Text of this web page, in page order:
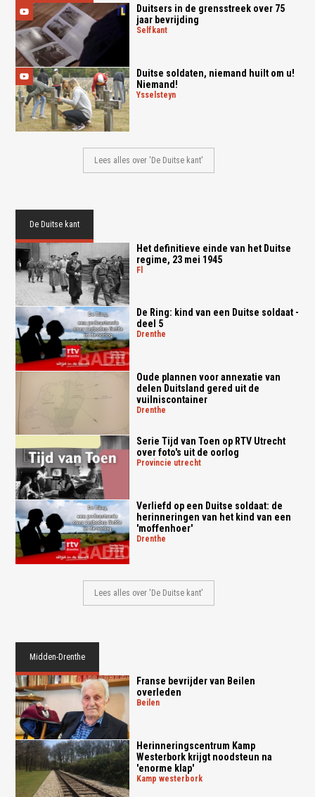
Duitsers in de grensstreek over 75
jaar bevrijding
selfkant
Duitse soldaten, niemand huilt om u!
Niemand!
ysselsteyn
Lees alles over 'De Duitse kant'
De Duitse kant
Het definitieve einde van het Duitse
regime, 23 mei 1945
fl
De Ring: kind van een Duitse soldaat -
deel 5
drenthe
Oude plannen voor annexatie van
delen Duitsland gered uit de
vuilniscontainer
drenthe
Serie Tijd van Toen op RTV Utrecht
over foto's uit de oorlog
provincie utrecht
Verliefd op een Duitse soldaat: de
herinneringen van het kind van een
'moffenhoer'
drenthe
Lees alles over 'De Duitse kant'
Midden-Drenthe
Franse bevrijder van Beilen
overleden
beilen
Herinneringscentrum Kamp
Westerbork krijgt noodsteun na
'enorme klap'
kamp westerbork